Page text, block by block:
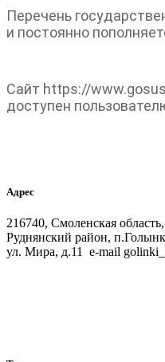
Перечень
и постоянно
Сайт https://
доступен
Адрес
216740, Смоленская область,
Руднянский район,
ул. Мира, д.11 e-mail